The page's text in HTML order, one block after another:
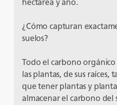
hectárea y año.
¿Cómo capturan
suelos?
Todo el carbono
las plantas, de sus raíces,
que tener plantas y
almacenar el carbono del